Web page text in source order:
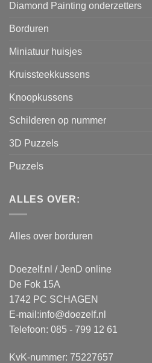
Diamond Painting onderzetters
Borduren
Miniatuur huisjes
Kruissteekkussens
Knoopkussens
Schilderen op nummer
3D Puzzels
Puzzels
ALLES OVER:
Alles over borduren
Doezelf.nl / JenD online
De Fok 15A
1742 PC SCHAGEN
E-mail:info@doezelf.nl
Telefoon: 085 - 799 12 61
KvK-nummer: 75227657